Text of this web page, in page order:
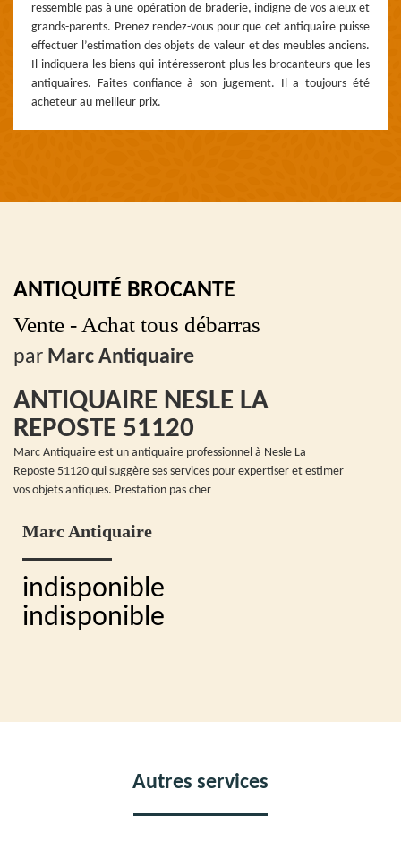
ressemble pas à une opération de braderie, indigne de vos aïeux et
grands-parents. Prenez rendez-vous pour que cet antiquaire puisse
effectuer l’estimation des objets de valeur et des meubles anciens.
Il indiquera les biens qui intéresseront plus les brocanteurs que les
antiquaires. Faites confiance à son jugement. Il a toujours été
acheteur au meilleur prix.
ANTIQUITÉ BROCANTE
Vente - Achat tous débarras
par Marc Antiquaire
ANTIQUAIRE NESLE LA
REPOSTE 51120
Marc Antiquaire est un antiquaire professionnel à Nesle La
Reposte 51120 qui suggère ses services pour expertiser et estimer
vos objets antiques. Prestation pas cher
Marc Antiquaire
indisponible
indisponible
Autres services